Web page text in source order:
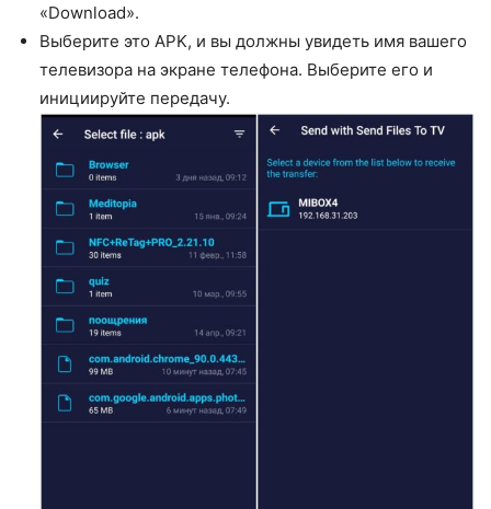
«Download».
Выберите это APK, и вы должны увидеть имя вашего
телевизора на экране телефона. Выберите его и
инициируйте передачу.